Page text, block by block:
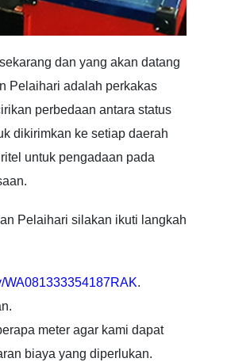
dan yang akan datang
Pelaihari adalah perkakas
perbedaan antara status
dikirimkan ke setiap daerah
untuk pengadaan pada
Pelaihari silakan ikuti langkah
WA081333354187RAK.
meter agar kami dapat
biaya yang diperlukan.